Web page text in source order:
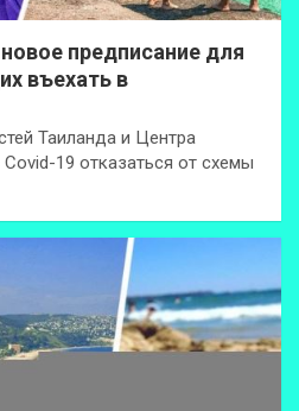
предписание для
въехать в
Таиланда и Центра
19 отказаться от схемы